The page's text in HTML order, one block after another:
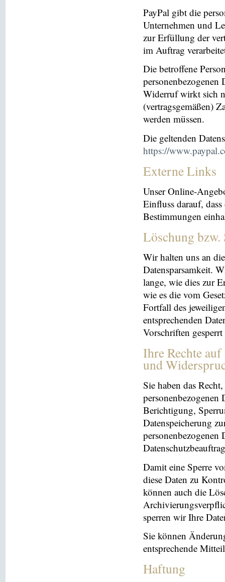
PayPal gibt die
Unternehmen und
zur Erfüllung der
im Auftrag
Die betroffene
personenbezogenen
Widerruf wirkt sich
(vertragsgemäßen)
werden müssen.
Die geltenden
https://
Externe Links
Unser Online-
Einfluss darauf,
Bestimmungen
Löschung
Wir halten uns an
Datensparsamkeit.
lange, wie dies zur
wie es die vom
Fortfall des
entsprechenden
Vorschriften
Ihre Rechte
und
Sie haben das
personenbezogenen
Berichtigung,
Datenspeicherung
personenbezogenen
Damit eine Sperre
diese Daten zu
können auch die
sperren wir Ihre
Sie können
entsprechende
Haftung